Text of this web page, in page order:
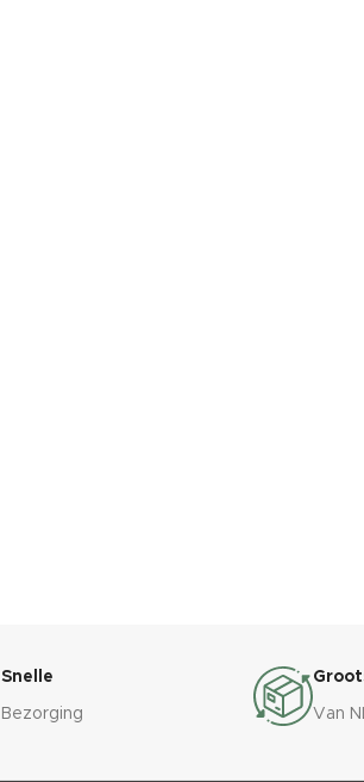
Snelle
Bezorging Van